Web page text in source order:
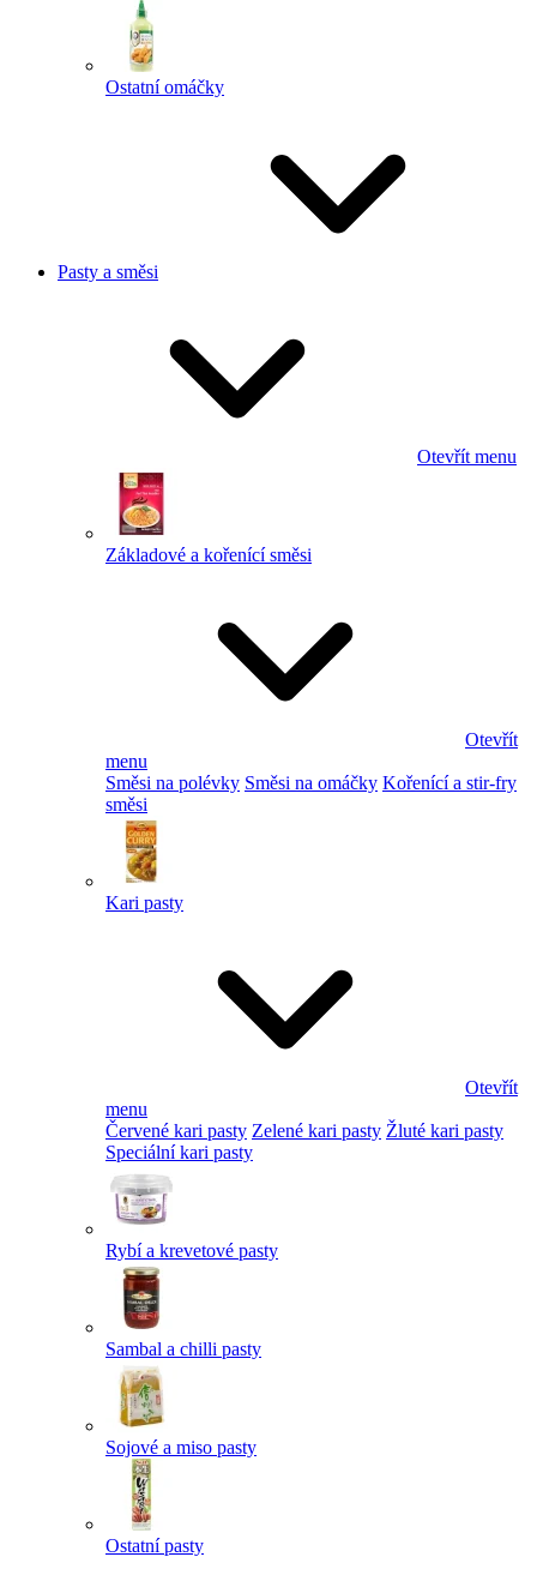
Ostatní omáčky
Pasty a směsi
Otevřít menu
Základové a kořenící směsi
Otevřít
menu
Směsi na polévky Směsi na omáčky Kořenící a stir-fry
směsi
Kari pasty
Otevřít
menu
Červené kari pasty Zelené kari pasty Žluté kari pasty
Speciální kari pasty
Rybí a krevetové pasty
Sambal a chilli pasty
Sojové a miso pasty
Ostatní pasty